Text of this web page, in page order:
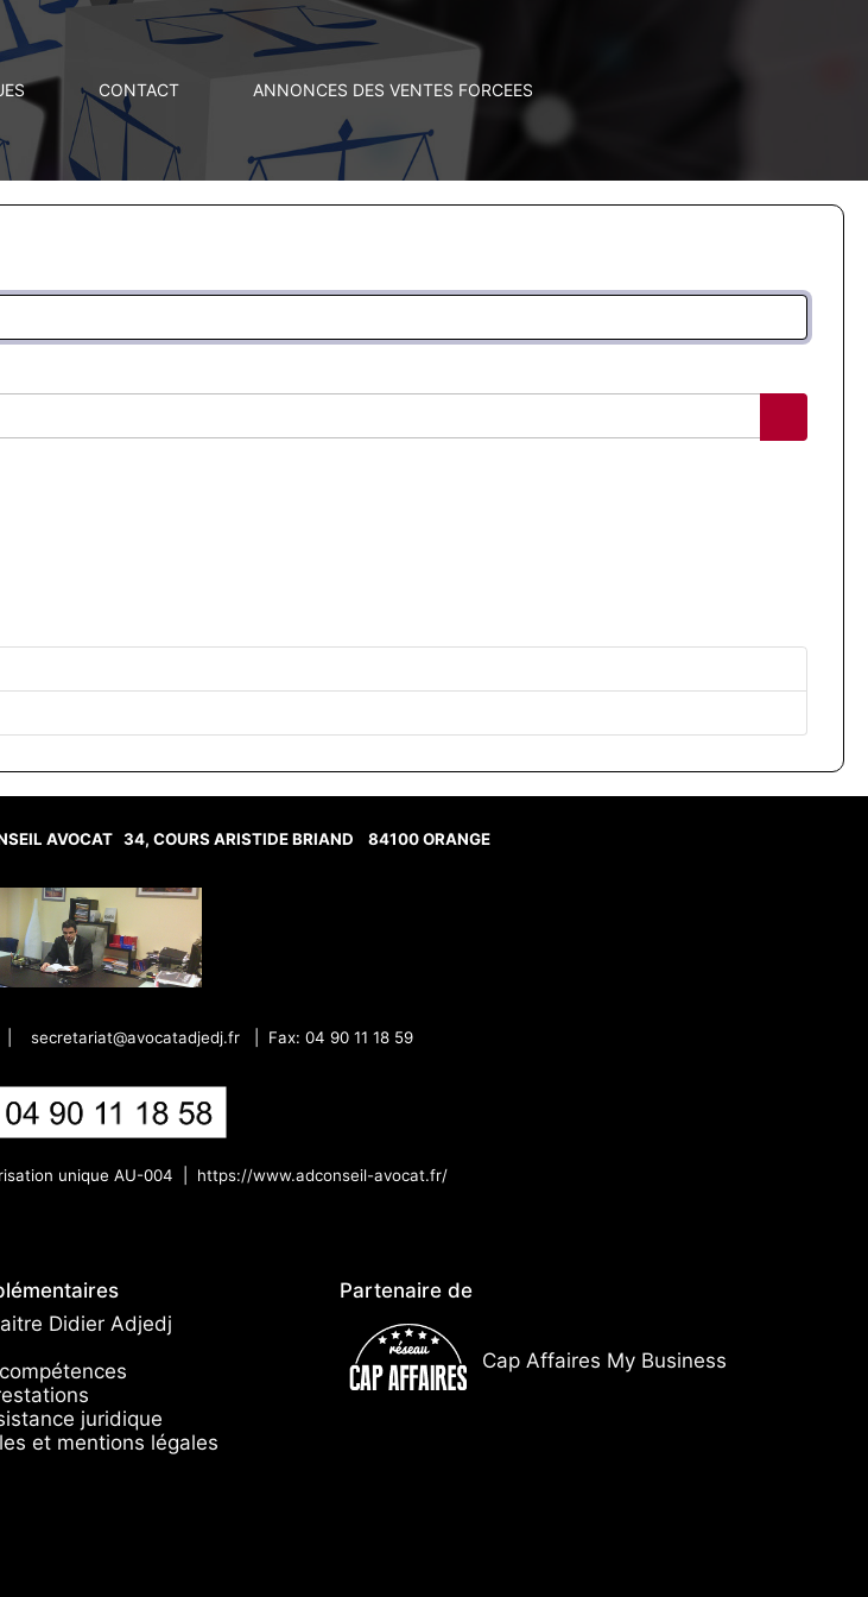
CONTACT ANNONCES DES VENTES FORCEES
AVOCAT 34, COURS ARISTIDE BRIAND 84100 ORANGE
secretariat@avocatadjedj.fr Fax: 04 90 11 18 59
unique AU-004 | https://www.adconseil-avocat.fr/
Didier Adjedj
juridique
et mentions légales
Partenaire de
Cap Affaires My Business